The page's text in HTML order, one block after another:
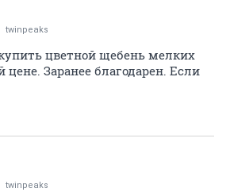
twinpeaks
цветной щебень мелких
цене. Заранее благодарен. Если
twinpeaks